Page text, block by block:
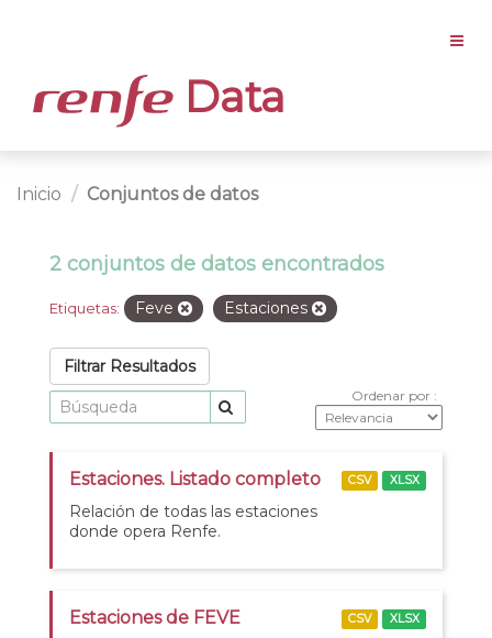
Data
Inicio Conjuntos de datos
2 conjuntos de datos encontrados
Etiquetas: Feve Estaciones
Filtrar Resultados
Ordenar por
Estaciones. Listado completo
Relación de todas las estaciones
donde opera Renfe.
CSV XLSX
Estaciones de FEVE CSV XLSX